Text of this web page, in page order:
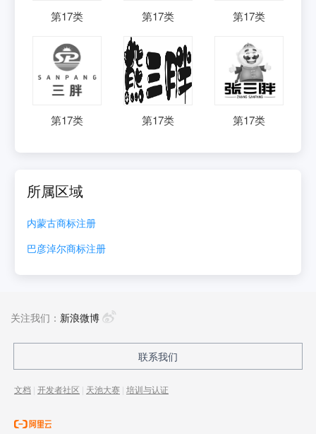
第17类 第17类 第17类
第17类 第17类 第17类
所属区域
内蒙古商标注册
巴彦淖尔商标注册